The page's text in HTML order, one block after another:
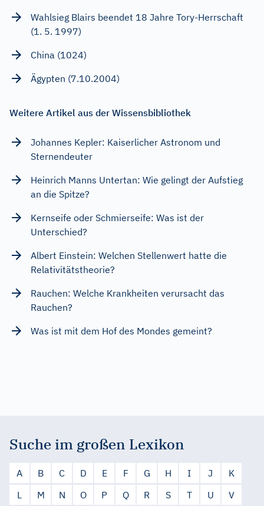
Wahlsieg Blairs beendet 18 Jahre Tory-Herrschaft
(1. 5. 1997)
China (1024)
Ägypten (7.10.2004)
Weitere Artikel aus der Wissensbibliothek
Johannes Kepler: Kaiserlicher Astronom und
Sternendeuter
Heinrich Manns Untertan: Wie gelingt der Aufstieg
an die Spitze?
Kernseife oder Schmierseife: Was ist der
Unterschied?
Albert Einstein: Welchen Stellenwert hatte die
Relativitätstheorie?
Rauchen: Welche Krankheiten verursacht das
Rauchen?
Was ist mit dem Hof des Mondes gemeint?
Suche im großen Lexikon
A B C D E F G H I J
K
L
M N O P Q R S T U
V